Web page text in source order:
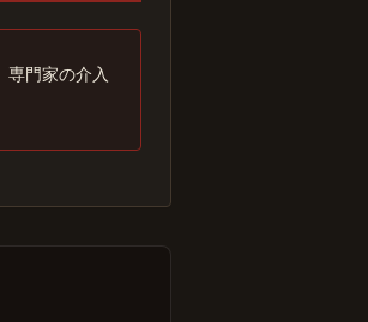
専門家の介入